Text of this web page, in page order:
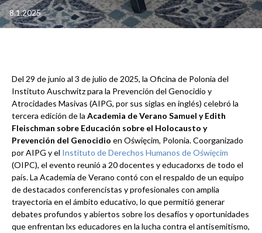
8.1.2025
Del 29 de junio al 3 de julio de 2025, la Oficina de Polonia del
Instituto Auschwitz para la Prevención del Genocidio y
Atrocidades Masivas (AIPG, por sus siglas en inglés) celebró la
tercera edición de la Academia de Verano Samuel y Edith
Fleischman sobre Educación sobre el Holocausto y
Prevención del Genocidio en Oświęcim, Polonia. Coorganizado
por AIPG y el Instituto de Derechos Humanos de Oświęcim
(OIPC), el evento reunió a 20 docentes y educadorxs de todo el
país. La Academia de Verano contó con el respaldo de un equipo
de destacados conferencistas y profesionales con amplia
trayectoria en el ámbito educativo, lo que permitió generar
debates profundos y abiertos sobre los desafíos y oportunidades
que enfrentan lxs educadores en la lucha contra el antisemitismo,